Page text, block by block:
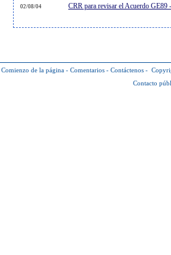
02/08/04 CRR para revisar el Acuerdo GE89
Comienzo de la página - Comentarios - Contáctenos -
Contacto